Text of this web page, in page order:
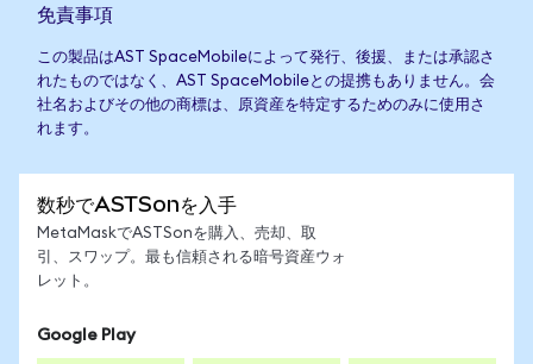
免責事項
この製品はAST SpaceMobileによって発行、後援、または承認さ
れたものではなく、AST SpaceMobileとの提携もありません。会
社名およびその他の商標は、原資産を特定するためのみに使用さ
れます。
数秒でASTSonを入手
MetaMaskでASTSonを購入、売却、取
引、スワップ。最も信頼される暗号資産ウォ
レット。
Google Play